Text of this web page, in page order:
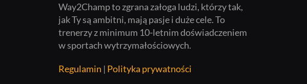
Way2Champ to zgrana załoga ludzi, którzy tak,
jak Ty są ambitni, mają pasje i duże cele. To
trenerzy z minimum 10-letnim doświadczeniem
w sportach wytrzymałościowych.
Regulamin | Polityka prywatności